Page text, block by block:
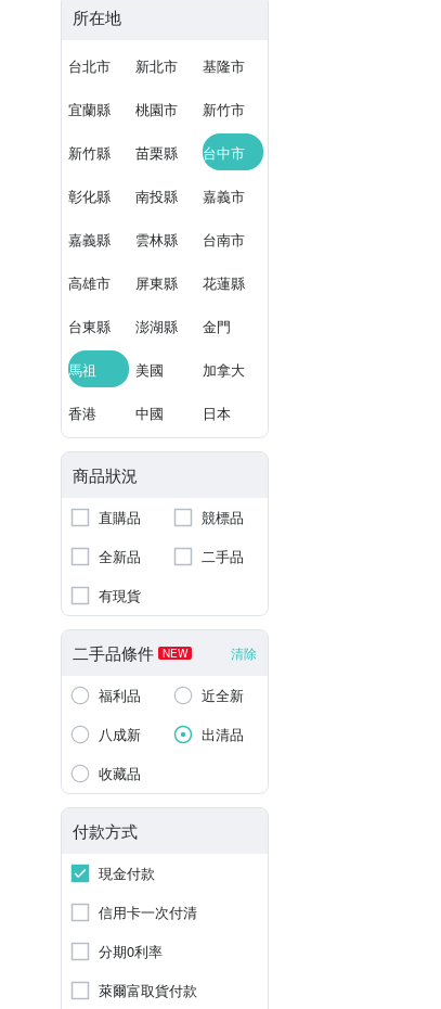
所在地
台北市 新北市 基隆市
宜蘭縣 桃園市 新竹市
新竹縣 苗栗縣 台中市
彰化縣 南投縣 嘉義市
嘉義縣 雲林縣 台南市
高雄市 屏東縣 花蓮縣
台東縣 澎湖縣 金門
馬祖 美國 加拿大
香港 中國 日本
商品狀況
直購品
競標品
全新品
二手品
有現貨
二手品條件 NEW 清除
福利品
近全新
八成新
出清品
收藏品
付款方式
現金付款
信用卡一次付清
分期0利率
萊爾富取貨付款